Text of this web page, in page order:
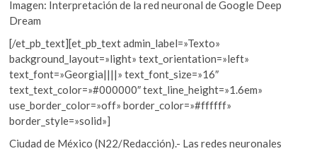
Imagen: Interpretación de la red neuronal de Google Deep
Dream
[/et_pb_text][et_pb_text admin_label=»Texto»
background_layout=»light» text_orientation=»left»
text_font=»Georgia||||» text_font_size=»16″
text_text_color=»#000000″ text_line_height=»1.6em»
use_border_color=»off» border_color=»#ffffff»
border_style=»solid»]
Ciudad de México (N22/Redacción).- Las redes neuronales